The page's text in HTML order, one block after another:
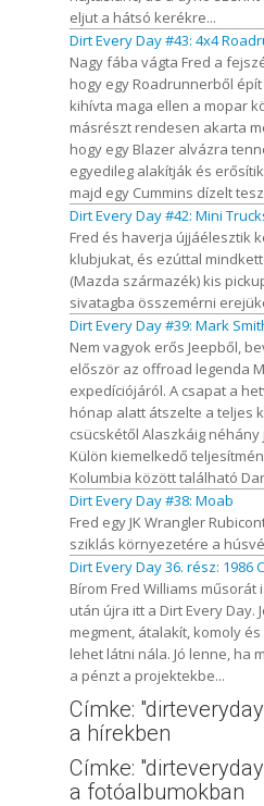
eljut a hátsó kerékre...
Dirt Every Day #43: 4x4
Nagy fába vágta Fred a
hogy egy Roadrunnerből
kihívta maga ellen a mopar
másrészt rendesen akarta
hogy egy Blazer alvázra
egyedileg alakítják és
majd egy Cummins dízelt
Dirt Every Day #42: Mini
Fred és haverja újjáélesztik
klubjukat, és ezúttal
(Mazda származék) kis
sivatagba összemérni
Dirt Every Day #39: Mark
Nem vagyok erős Jeepből,
először az offroad legenda
expedíciójáról. A csapat a
hónap alatt átszelte a teljes
csücskétől Alaszkáig
Külön kiemelkedő
Kolumbia között található
Dirt Every Day #38: Moab
Fred egy JK Wrangler
sziklás környezetére a
Dirt Every Day 36. rész: 1986
Bírom Fred Williams
után újra itt a Dirt Every Day.
megment, átalakít, komoly
lehet látni nála. Jó lenne, ha
a pénzt a projektekbe...
Címke:
a hírekben
Címke:
a fotóalbumokban